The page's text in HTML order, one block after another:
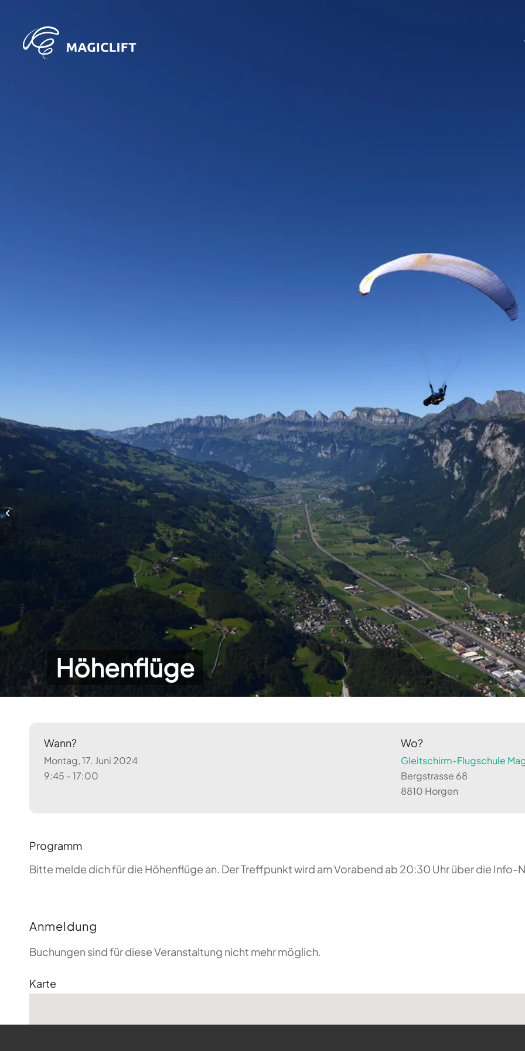
Höhenflüge
Wann?
Montag, 17. Juni 2024
9:45 - 17:00
Wo?
Gleitschirm-Flugschule
Bergstrasse 68
8810 Horgen
Programm
Bitte melde dich für die Höhenflüge an. Der Treffpunkt wird am Vorabend ab 20:30 Uhr über die Info-
Anmeldung
Buchungen sind für diese Veranstaltung nicht mehr möglich.
Karte